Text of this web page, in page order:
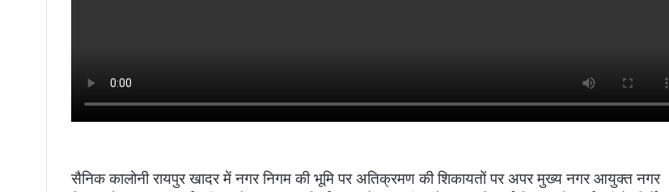
सैनिक कालोनी रायपुर खादर में नगर निगम की भूमि पर अतिक्रमण की शिकायतों पर अपर मुख्य नगर आयुक्त नगर